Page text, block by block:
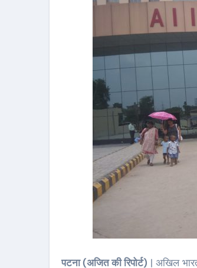
पटना (अजित की रिपोर्ट) | अखिल